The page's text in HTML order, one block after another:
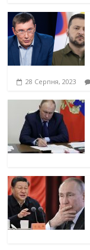
28 Серпня, 2023